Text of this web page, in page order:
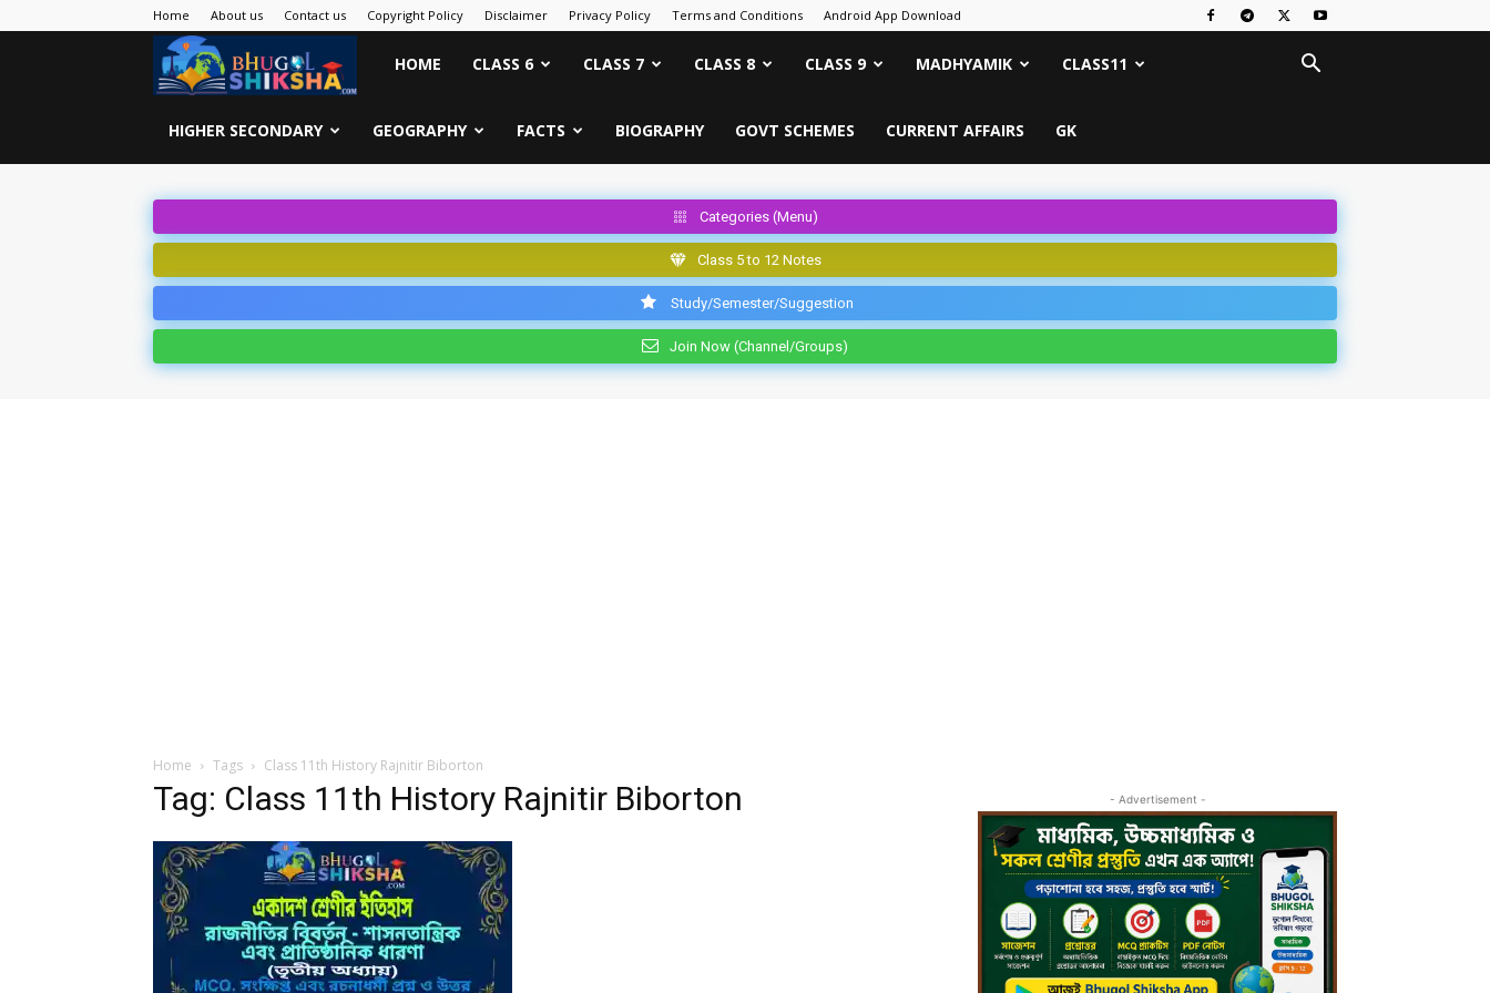
Home About us Contact us Copyright Policy Disclaimer Privacy Policy Terms and Conditions Android App Download
Bhugol
Shiksha
HOME CLASS 6 CLASS 7 CLASS 8 CLASS 9 MADHYAMIK CLASS11
HIGHER SECONDARY GEOGRAPHY FACTS BIOGRAPHY GOVT SCHEMES CURRENT AFFAIRS GK
Categories (Menu)
Class 5 to 12 Notes
Study/Semester/Suggestion
Join Now (Channel/Groups)
Home Tags Class 11th History Rajnitir Biborton
Tag: Class 11th History Rajnitir Biborton - Advertisement -